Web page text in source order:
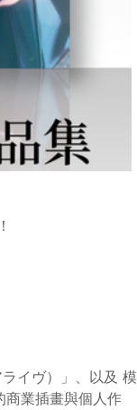
ライヴ）」、以及 模
業插畫與個人作